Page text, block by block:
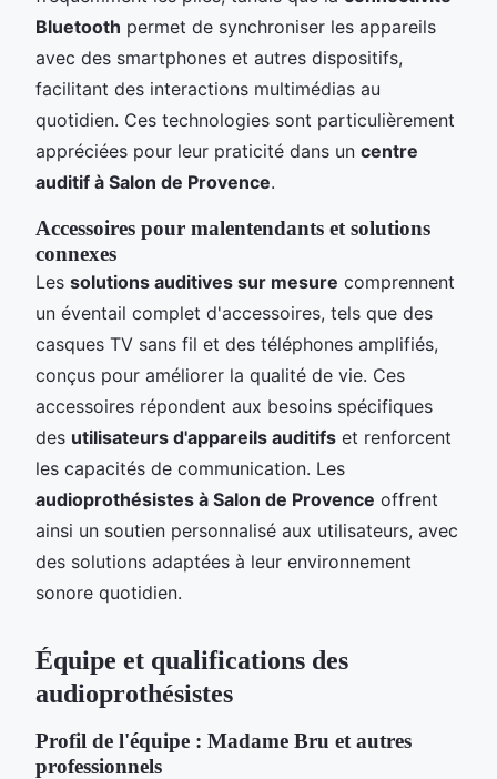
Bluetooth permet de synchroniser les appareils
avec des smartphones et autres dispositifs,
facilitant des interactions multimédias au
quotidien. Ces technologies sont particulièrement
appréciées pour leur praticité dans un centre
auditif à Salon de Provence.
Accessoires pour malentendants et solutions
connexes
Les solutions auditives sur mesure comprennent
un éventail complet d'accessoires, tels que des
casques TV sans fil et des téléphones amplifiés,
conçus pour améliorer la qualité de vie. Ces
accessoires répondent aux besoins spécifiques
des utilisateurs d'appareils auditifs et renforcent
les capacités de communication. Les
audioprothésistes à Salon de Provence offrent
ainsi un soutien personnalisé aux utilisateurs, avec
des solutions adaptées à leur environnement
sonore quotidien.
Équipe et qualifications des
audioprothésistes
Profil de l'équipe : Madame Bru et autres
professionnels